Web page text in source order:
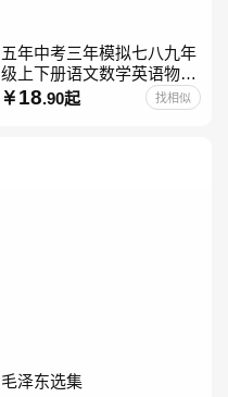
五年中考三年模拟七八九年
级上下册语文数学英语物理
化学政治历史地理生物人教
版北师版外研版北京版湘教
18.90起 找相似
毛泽东选集